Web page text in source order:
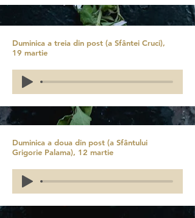
Duminica a treia din post (a Sfântei Cruci),
19 martie
Duminica a doua din post (a Sfântului
Grigorie Palama), 12 martie